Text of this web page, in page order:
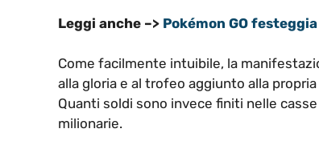
Leggi anche –> Pokémon GO
Come facilmente intuibile, la
alla gloria e al trofeo aggiunto alla propria
Quanti soldi sono invece finiti nelle
milionarie.